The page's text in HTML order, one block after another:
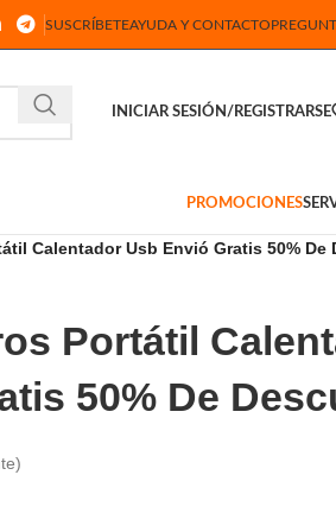
SUSCRÍBETEAYUDA Y CONTACTO
INICIAR SESIÓN/REGISTRARSE
PROMOCIONES
Calentador Usb Envió Gratis 50% De
Portátil
50% De